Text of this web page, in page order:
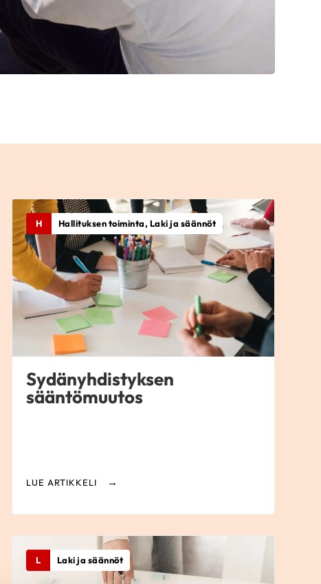
H Hallituksen toiminta, Laki ja säännöt
Sydänyhdistyksen
sääntömuutos
LUE ARTIKKELI
L Laki ja säännöt